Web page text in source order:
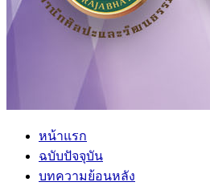
หน้าแรก
ฉบับปัจจุบัน
บทความย้อนหลัง